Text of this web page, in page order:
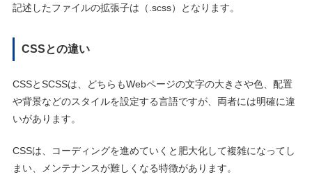
記述したファイルの拡張子は（.scss）となります。
CSSとの違い
CSSとSCSSは、どちらもWebページの文字の大きさや色、配置
や背景などのスタイルを設定する言語ですが、両者には明確に違
いがあります。
CSSは、コーディングを進めていくと肥大化して複雑になってし
まい、メンテナンスが難しくなる特徴があります。